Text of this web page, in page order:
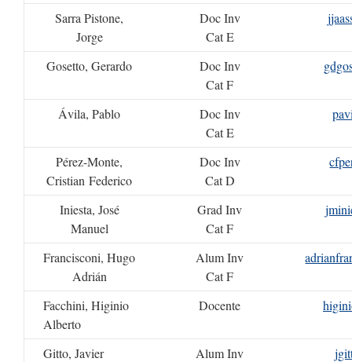
Sarra Pistone,
Jorge
Doc Inv
Cat E
Gosetto, Gerardo
Doc Inv
Cat F
Ávila, Pablo
Doc Inv
Cat E
Pérez-Monte,
Cristian Federico
Doc Inv
Cat D
Iniesta, José
Manuel
Grad Inv
Cat F
Francisconi, Hugo
Adrián
Alum Inv
Cat F
Facchini, Higinio
Alberto
Docente
Gitto, Javier
Alum Inv